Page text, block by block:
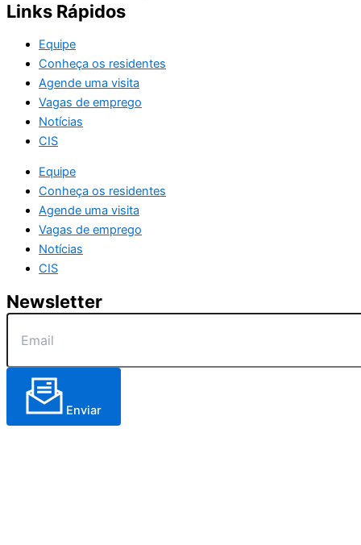
Links Rápidos
Equipe
Conheça os residentes
Agende uma visita
Vagas de emprego
Notícias
CIS
Equipe
Conheça os residentes
Agende uma visita
Vagas de emprego
Notícias
CIS
Newsletter
Enviar